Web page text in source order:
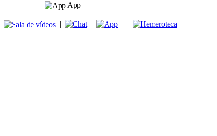
App
| | |